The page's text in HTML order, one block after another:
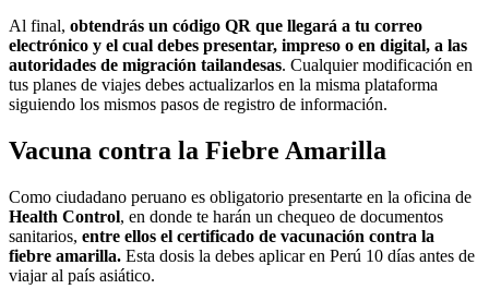
Al final, obtendrás un código QR que llegará a tu correo
electrónico y el cual debes presentar, impreso o en digital, a las
autoridades de migración tailandesas. Cualquier modificación en
tus planes de viajes debes actualizarlos en la misma plataforma
siguiendo los mismos pasos de registro de información.
Vacuna contra la Fiebre Amarilla
Como ciudadano peruano es obligatorio presentarte en la oficina de
Health Control, en donde te harán un chequeo de documentos
sanitarios, entre ellos el certificado de vacunación contra la
fiebre amarilla. Esta dosis la debes aplicar en Perú 10 días antes de
viajar al país asiático.